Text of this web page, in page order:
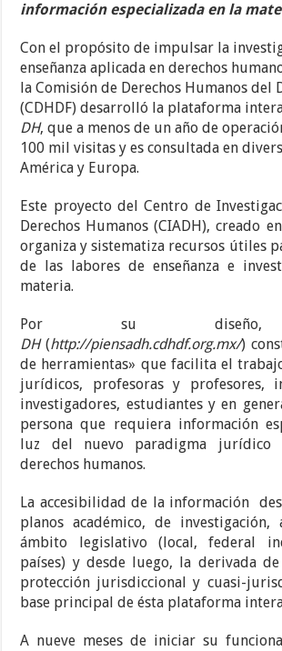
información especializada en la
Con el propósito de impulsar la
enseñanza aplicada en derechos
la Comisión de Derechos Humanos del
(CDHDF) desarrolló la plataforma
DH, que a menos de un año de
100 mil visitas y es consultada en
América y Europa.
Este proyecto del Centro de
Derechos Humanos (CIADH), creado
organiza y sistematiza recursos útiles
de las labores de enseñanza e
materia.
Por su
DH(http://piensadh.cdhdf.org.mx/)
de herramientas» que facilita el
jurídicos, profesoras y profesores,
investigadores, estudiantes y en
persona que requiera información
luz del nuevo paradigma jurídico
derechos humanos.
La accesibilidad de la información
planos académico, de investigación,
ámbito legislativo (local, federal
países) y desde luego, la derivada
protección jurisdiccional y cuasi-
base principal de ésta plataforma
A nueve meses de iniciar su